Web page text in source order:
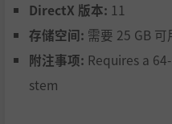
DirectX 版本: 11
存储空间: 需要 25 GB 可
附注事项: Requires a
stem